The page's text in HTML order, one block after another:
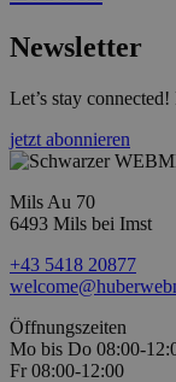
Newsletter
Let’s stay
jetzt abonnieren
Mils Au 70
6493 Mils bei Imst
+43 5418 20877
Öffnungszeiten
Mo bis Do 08:00-
Fr 08:00-12:00